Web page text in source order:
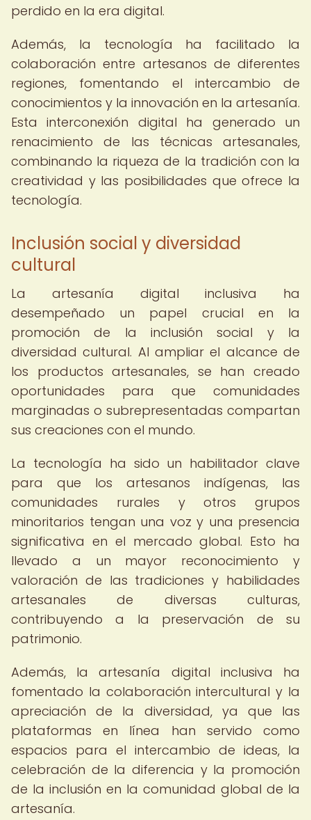
perdido en la era digital.
Además, la tecnología ha facilitado la
colaboración entre artesanos de diferentes
regiones, fomentando el intercambio de
conocimientos y la innovación en la artesanía.
Esta interconexión digital ha generado un
renacimiento de las técnicas artesanales,
combinando la riqueza de la tradición con la
creatividad y las posibilidades que ofrece la
tecnología.
Inclusión social y diversidad
cultural
La artesanía digital inclusiva ha
desempeñado un papel crucial en la
promoción de la inclusión social y la
diversidad cultural. Al ampliar el alcance de
los productos artesanales, se han creado
oportunidades para que comunidades
marginadas o subrepresentadas compartan
sus creaciones con el mundo.
La tecnología ha sido un habilitador clave
para que los artesanos indígenas, las
comunidades rurales y otros grupos
minoritarios tengan una voz y una presencia
significativa en el mercado global. Esto ha
llevado a un mayor reconocimiento y
valoración de las tradiciones y habilidades
artesanales de diversas culturas,
contribuyendo a la preservación de su
patrimonio.
Además, la artesanía digital inclusiva ha
fomentado la colaboración intercultural y la
apreciación de la diversidad, ya que las
plataformas en línea han servido como
espacios para el intercambio de ideas, la
celebración de la diferencia y la promoción
de la inclusión en la comunidad global de la
artesanía.